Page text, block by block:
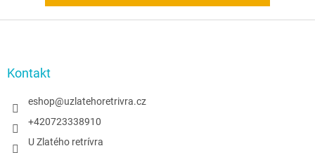
Kontakt
eshop@uzlatehoretrivra.cz
+420723338910
U Zlatého retrívra